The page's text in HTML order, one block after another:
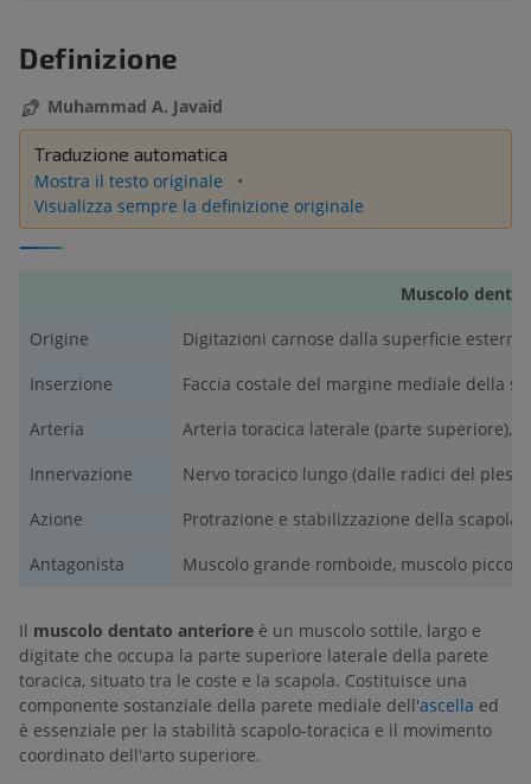
Definizione
Muhammad A. Javaid
Traduzione automatica
Mostra il testo originale
Visualizza sempre la definizione originale
Muscolo
Origine
Digitazioni carnose dalla superficie
Inserzione
Faccia costale del margine mediale della
Arteria
Arteria toracica laterale (parte superiore),
Innervazione
Nervo toracico lungo (dalle radici del plesso
Azione
Protrazione e stabilizzazione della
Antagonista
Muscolo grande romboide, muscolo
Il muscolo dentato anteriore è un muscolo sottile, largo e
digitate che occupa la parte superiore laterale della parete
toracica, situato tra le coste e la scapola. Costituisce una
componente sostanziale della parete mediale dell'ascella ed
è essenziale per la stabilità scapolo-toracica e il movimento
coordinato dell'arto superiore.